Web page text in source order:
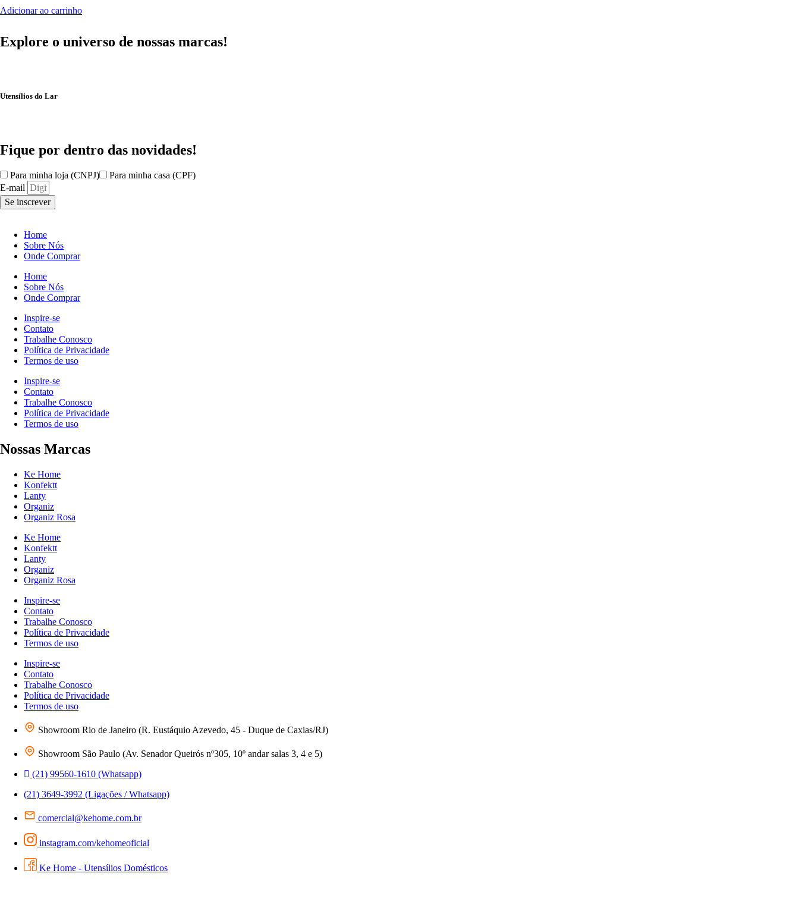
Adicionar ao carrinho
Explore o universo de nossas marcas!
Utensílios do Lar
Fique por dentro das novidades!
Para minha loja (CNPJ)
Para minha casa (CPF)
E-mail
Se inscrever
Home
Sobre Nós
Onde Comprar
Home
Sobre Nós
Onde Comprar
Inspire-se
Contato
Trabalhe Conosco
Política de Privacidade
Termos de uso
Inspire-se
Contato
Trabalhe Conosco
Política de Privacidade
Termos de uso
Nossas Marcas
Ke Home
Konfektt
Lanty
Organiz
Organiz Rosa
Ke Home
Konfektt
Lanty
Organiz
Organiz Rosa
Inspire-se
Contato
Trabalhe Conosco
Política de Privacidade
Termos de uso
Inspire-se
Contato
Trabalhe Conosco
Política de Privacidade
Termos de uso
Showroom Rio de Janeiro (R. Eustáquio Azevedo, 45 - Duque de Caxias/RJ)
Showroom São Paulo (Av. Senador Queirós nº305, 10º andar salas 3, 4 e 5)
(21) 99560-1610 (Whatsapp)
(21) 3649-3992 (Ligações / Whatsapp)
comercial@kehome.com.br
instagram.com/kehomeoficial
Ke Home - Utensílios Domésticos